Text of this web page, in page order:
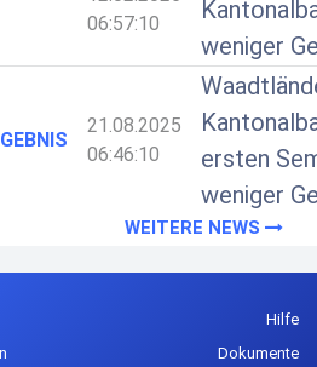
06:57:10
weniger
21.08.2025
06:46:10
ersten
weniger
WEITERE NEWS
Hilfe
Dokumente